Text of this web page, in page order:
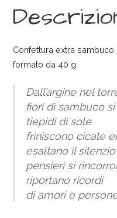
Confettura extra sambuco
formato da 40 g
Dall’argine nel
fiori di sambuco
tiepidi di sole
friniscono cicale
esaltano il silenzio
pensieri si
riportano ricordi
di amori e